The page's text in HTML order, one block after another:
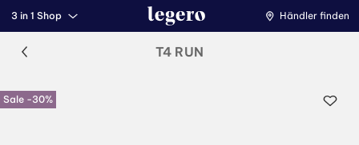
3 in 1 Shop Händler finden
T4 RUN
Sale -30%